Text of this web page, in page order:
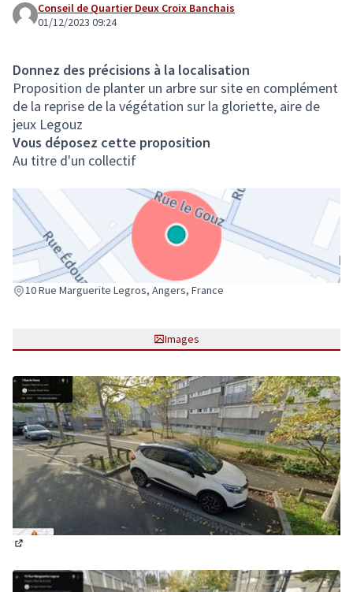
Conseil de Quartier Deux Croix Banchais
01/12/2023 09:24
Donnez des précisions à la localisation
Proposition de planter un arbre sur site en complément
de la reprise de la végétation sur la gloriette, aire de
jeux Legouz
Vous déposez cette proposition
Au titre d'un collectif
10 Rue Marguerite Legros, Angers, France
(Lien externe)
Images